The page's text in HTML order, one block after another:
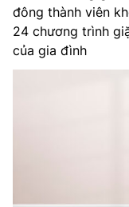
đông thành viên
24 chương trình
của gia đình